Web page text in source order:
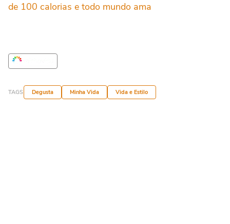
de 100 calorias e todo mundo ama
TAGS Degusta Minha Vida Vida e Estilo